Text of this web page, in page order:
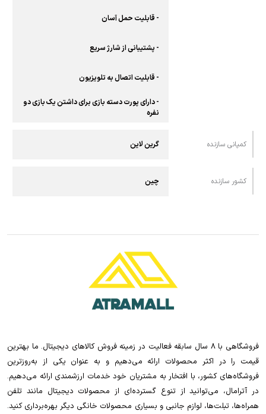
- قابلیت حمل آسان
- پشتیبانی از شارژ سریع
- قابلیت اتصال به تلویزیون
- دارای پورت دسته بازی برای داشتن یک بازی دو
نفره
کمپانی سازنده گرین لاین
کشور سازنده چین
فروشگاهی با 8 سال سابقه فعالیت در زمینه فروش کالاهای دیجیتال. ما بهترین
قیمت را در اکثر محصولات ارائه می‌دهیم و به عنوان یکی از به‌روزترین
فروشگاه‌های کشور، با افتخار به مشتریان خود خدمات ارزشمندی ارائه می‌دهیم.
در آترامال، می‌توانید از تنوع گسترده‌ای از محصولات دیجیتال مانند تلفن
همراه‌ها، تبلت‌ها، لوازم جانبی و بسیاری محصولات خانگی دیگر بهره‌برداری کنید.